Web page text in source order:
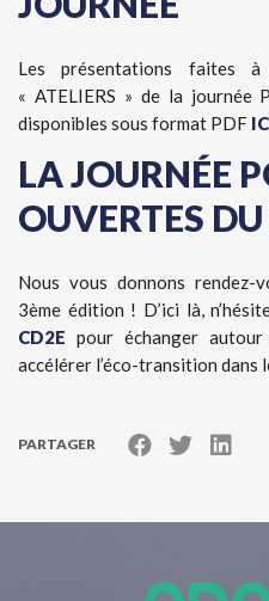
Les présentations faites
« ATELIERS » de la journée
disponibles sous format PDF
LA JOURNÉE
OUVERTES
Nous vous donnons rendez-
3ème édition ! D’ici là,
CD2E pour échanger
accélérer l’éco-transition dans
PARTAGER